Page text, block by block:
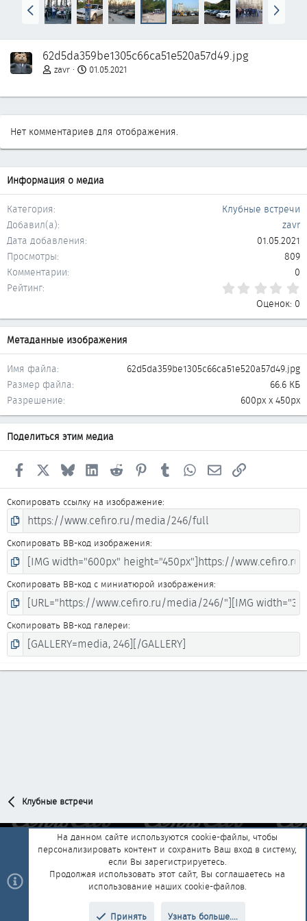
Н
а
а
д
В
п
р
62d5da359be1305c66ca51e520a57d49.jpg
zavr 01.05.2021
Нет комментариев для отображения.
Информация о медиа
Категория
Клубные встречи
Добавил(а)
zavr
Дата добавления
01.05.2021
Просмотры
809
Комментарии
0
Рейтинг
Оценок: 0
Метаданные изображения
Имя файла
62d5da359be1305c66ca51e520a57d49.jpg
Размер файла
66.6 КБ
Разрешение
600px x 450px
Поделиться этим медиа
Facebook Bluesky LinkedInReddit PinterestTumblr WhatsAppЭлектронная почта
Ссылка
Скопировать ссылку на изображение
Скопировать BB-код изображения
Скопировать BB-код с миниатюрой изображения
Скопировать BB-код галереи
Клубные встречи
Обратная связь
Условия и правила
Политика конфиденциальности
Помощь Главная
R
®
На данном сайте используются cookie-файлы, чтобы
персонализировать контент и сохранить Ваш вход в систему,
если Вы зарегистрируетесь.
Продолжая использовать этот сайт, Вы соглашаетесь на
использование наших cookie-файлов.
Принять Узнать больше....